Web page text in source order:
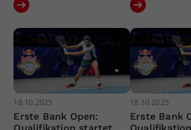
18.10.2025
Erste Bank Open:
18.10.2025
Erste Bank